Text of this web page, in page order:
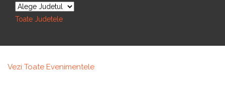
Toate Judetele
Vezi Toate Evenimentele